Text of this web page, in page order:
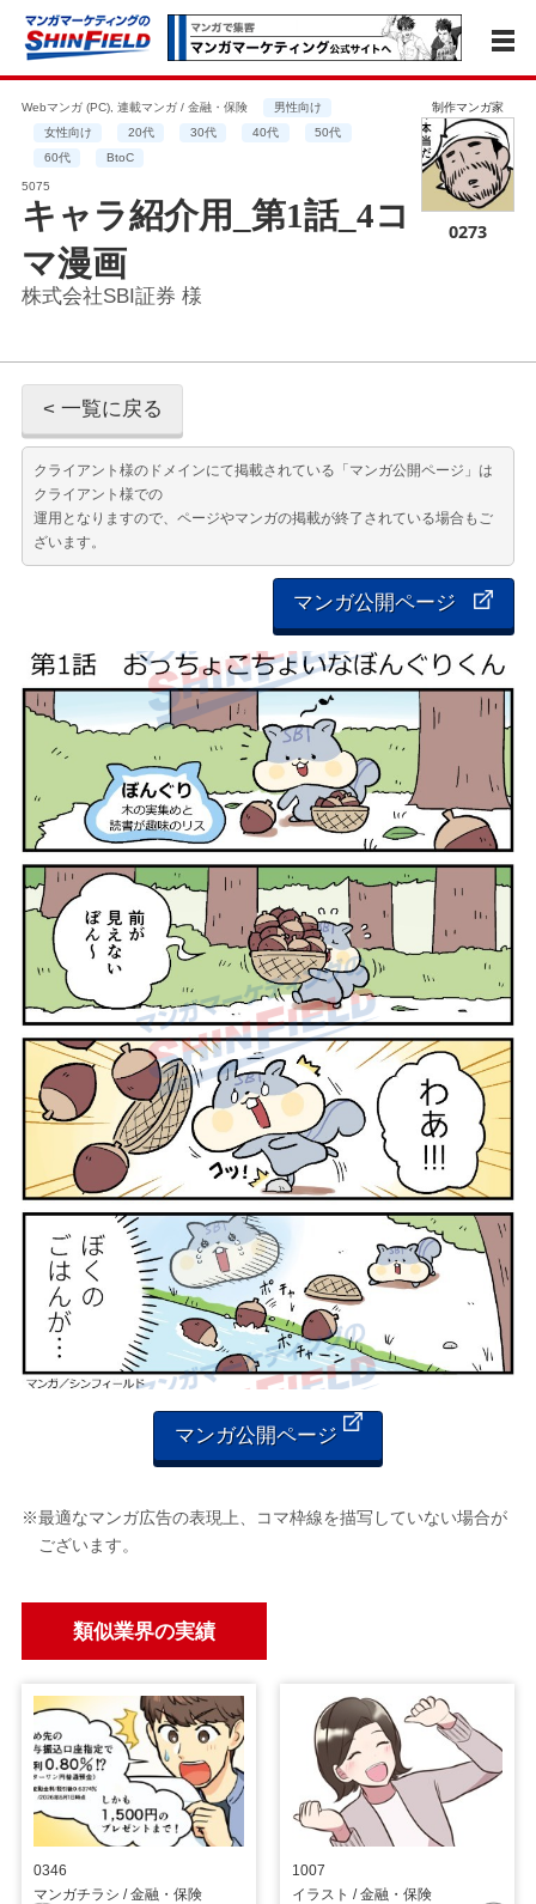
Webマンガ (PC), 連載マンガ / 金融・保険
男性向け
女性向け
20代 30代 40代
50代
60代
BtoC
5075
キャラ紹介用_第1話_4コ
マ漫画
株式会社SBI証券 様
制作マンガ家
0273
< 一覧に戻る
クライアント様のドメインにて掲載されている「マンガ公開ページ」は
クライアント様での
運用となりますので、ページやマンガの掲載が終了されている場合もご
ざいます。
マンガ公開ページ
マンガ公開ページ
※最適なマンガ広告の表現上、コマ枠線を描写していない場合が
ございます。
類似業界の実績
0346
マンガチラシ / 金融・保険
1007
イラスト / 金融・保険